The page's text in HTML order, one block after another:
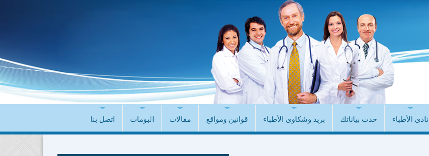
نادى الأطباء حدث بياناتك بريد وشكاوى الأطباء قوانين ومواقع مقالات البومات اتصل بنا